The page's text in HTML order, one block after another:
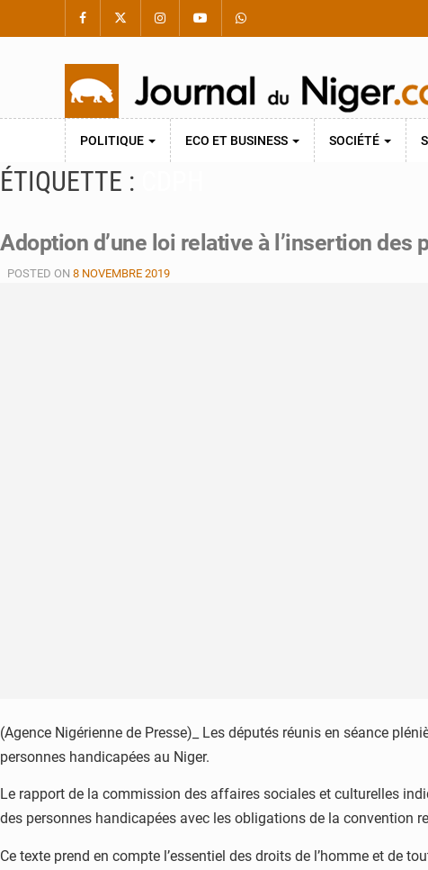
POLITIQUE ECO ET BUSINESS SOCIÉTÉ
ÉTIQUETTE :
Adoption d’une loi relative à l’insertion des
POSTED ON 8 NOVEMBRE 2019
(Agence Nigérienne de Presse)_ Les députés réunis en séance
personnes handicapées au Niger.
Le rapport de la commission des affaires sociales et culturelles
des personnes handicapées avec les obligations de la convention
Ce texte prend en compte l’essentiel des droits de l’homme et